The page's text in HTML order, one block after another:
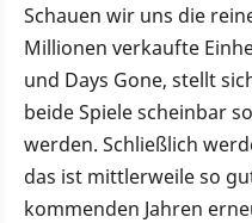
Schauen wir uns die
Millionen verkaufte
und Days Gone, stellt
beide Spiele scheinbar
werden. Schließlich
das ist mittlerweile so
kommenden Jahren